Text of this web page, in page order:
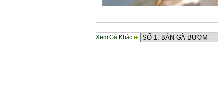
Xem Gà Khác